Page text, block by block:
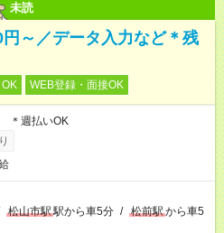
未読
～／データ入力など＊残
WEB登録・面接OK
＊週払いOK
松山市駅駅から車5分 / 松前駅から車5